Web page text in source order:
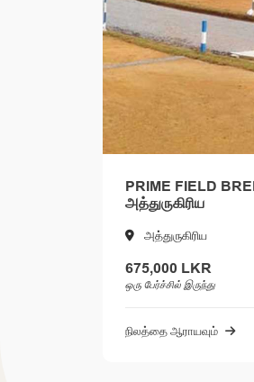
PRIME FIELD BREEZE
அத்துருகிரிய
அத்துருகிரிய
675,000 LKR
ஒரு பேர்ச்சில் இருந்து
நிலத்தை ஆராயவும்